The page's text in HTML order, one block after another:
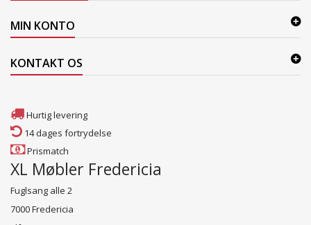
MIN KONTO
KONTAKT OS
Hurtig levering
14 dages fortrydelse
Prismatch
XL Møbler Fredericia
Fuglsang alle 2
7000 Fredericia